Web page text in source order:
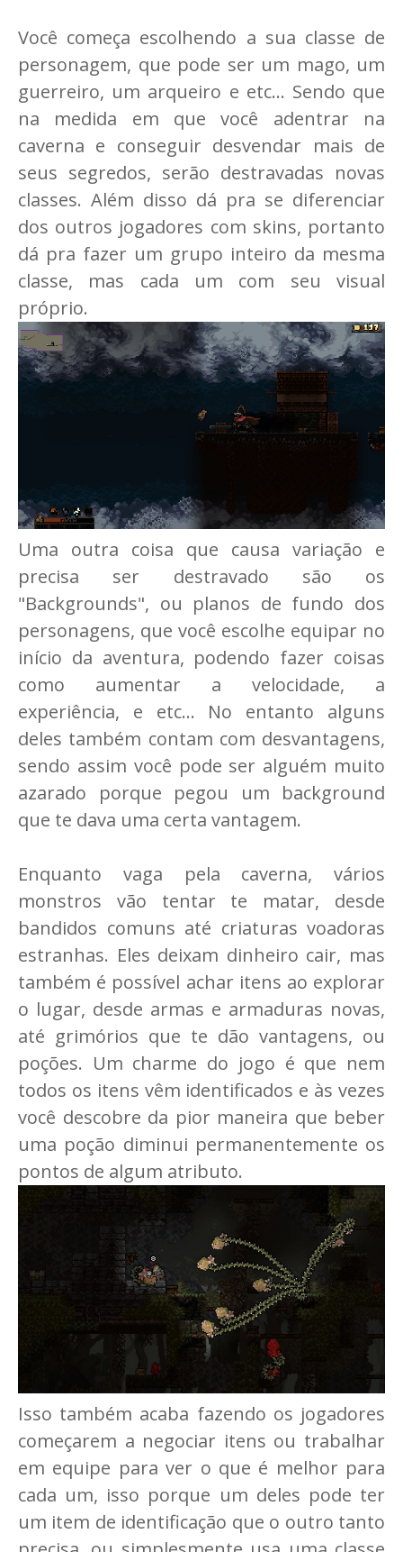
Você começa escolhendo a sua classe de
personagem, que pode ser um mago, um
guerreiro, um arqueiro e etc... Sendo que
na medida em que você adentrar na
caverna e conseguir desvendar mais de
seus segredos, serão destravadas novas
classes. Além disso dá pra se diferenciar
dos outros jogadores com skins, portanto
dá pra fazer um grupo inteiro da mesma
classe, mas cada um com seu visual
próprio.
Uma outra coisa que causa variação e
precisa ser destravado são os
"Backgrounds", ou planos de fundo dos
personagens, que você escolhe equipar no
início da aventura, podendo fazer coisas
como aumentar a velocidade, a
experiência, e etc... No entanto alguns
deles também contam com desvantagens,
sendo assim você pode ser alguém muito
azarado porque pegou um background
que te dava uma certa vantagem.
Enquanto vaga pela caverna, vários
monstros vão tentar te matar, desde
bandidos comuns até criaturas voadoras
estranhas. Eles deixam dinheiro cair, mas
também é possível achar itens ao explorar
o lugar, desde armas e armaduras novas,
até grimórios que te dão vantagens, ou
poções. Um charme do jogo é que nem
todos os itens vêm identificados e às vezes
você descobre da pior maneira que beber
uma poção diminui permanentemente os
pontos de algum atributo.
Isso também acaba fazendo os jogadores
começarem a negociar itens ou trabalhar
em equipe para ver o que é melhor para
cada um, isso porque um deles pode ter
um item de identificação que o outro tanto